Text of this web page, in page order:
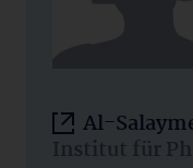
Al-
Institut für